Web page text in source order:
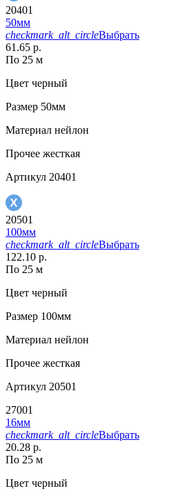
20401
50мм
checkmark_alt_circleВыбрать
61.65 р.
По 25 м
Цвет черный
Размер 50мм
Материал нейлон
Прочее жесткая
Артикул 20401
20501
100мм
checkmark_alt_circleВыбрать
122.10 р.
По 25 м
Цвет черный
Размер 100мм
Материал нейлон
Прочее жесткая
Артикул 20501
27001
16мм
checkmark_alt_circleВыбрать
20.28 р.
По 25 м
Цвет черный